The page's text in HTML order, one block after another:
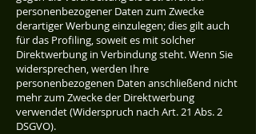
personenbezogener Daten zum Zwecke
derartiger Werbung einzulegen; dies gilt auch
für das Profiling, soweit es mit solcher
Direktwerbung in Verbindung steht. Wenn Sie
widersprechen, werden Ihre
personenbezogenen Daten anschließend nicht
mehr zum Zwecke der Direktwerbung
verwendet (Widerspruch nach Art. 21 Abs. 2
DSGVO).